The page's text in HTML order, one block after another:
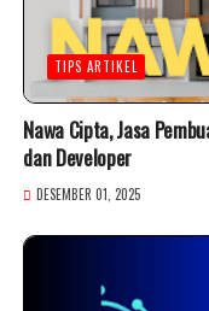
TIPS ARTIKEL
Nawa Cipta, Jasa
dan Developer
DESEMBER 01, 2025